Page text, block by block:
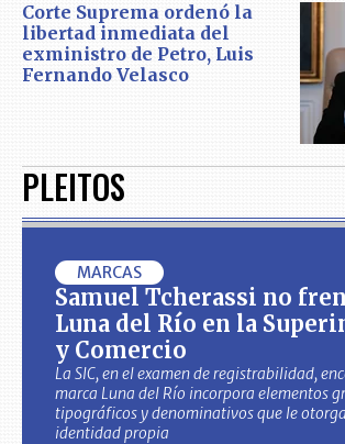
Corte Suprema ordenó la
libertad inmediata del
exministro de Petro, Luis
Fernando Velasco
PLEITOS
MARCAS
Samuel Tcherassi no
Luna del Río en la
y Comercio
La SIC, en el examen de registrabilidad,
marca Luna del Río incorpora elementos
tipográficos y denominativos que le
identidad propia